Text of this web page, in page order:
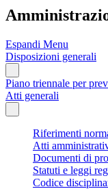
Espandi Menu
Disposizioni generali
Piano triennale per
Atti generali
Riferimenti
Atti
Documenti di
Statuti e leggi
Codice